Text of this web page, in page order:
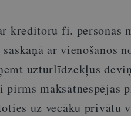
kreditoru fi. personas
ar vienošanos
uzturlīdzekļus
maksātnespējas
uz vecāku privātu